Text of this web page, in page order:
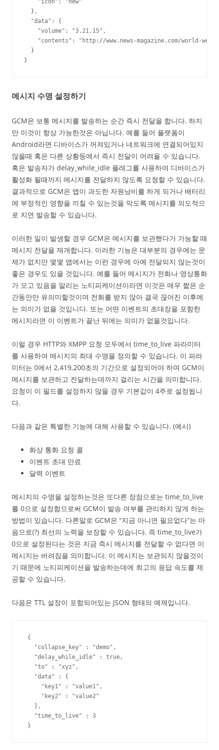
  },
  "data": {
    "volume": "3.21.15",
"contents": "http://www.news-magazine.com/world-
  }
}
메시지 수명 설정하기
GCM은 보통 메시지를 발송하는 순간 즉시 전달을 합니다. 하지
만 이것이 항상 가능한것은 아닙니다. 예를 들어 플랫폼이
Android라면 디바이스가 꺼져있거나 네트워크에 연결되어있지
않을때 혹은 다른 상황등에서 즉시 전달이 어려울 수 있습니다.
혹은 발송자가 delay_while_idle 플래그를 사용하여 디바이스가
활성화 될때까지 메시지를 전달하지 않도록 요청할 수 있습니다.
결과적으로 GCM은 앱이 과도한 자원낭비를 하게 되거나 배터리
에 부정적인 영향을 끼칠 수 있는것을 막도록 메시지를 의도적으
로 지연 발송할 수 있습니다.
이러한 일이 발생할 경우 GCM은 메시지를 보관했다가 가능할 때
메시지 전달을 재개합니다. 이러한 기능은 대부분의 경우에는 문
제가 없지만 몇몇 앱에서는 이런 경우에 아예 전달되지 않는것이
좋은 경우도 있을 것입니다. 예를 들어 메시지가 전화나 영상통화
가 오고 있음을 알리는 노티피케이션이라면 이것은 매우 짧은 순
간동안만 유의미할것이며 전화를 받지 않아 결국 끊어진 이후에
는 의미가 없을 것입니다. 또는 어떤 이벤트의 초대장을 포함한
메시지라면 이 이벤트가 끝난 뒤에는 의미가 없을것입니다.
이럴 경우 HTTP와 XMPP 요청 모두에서 time_to_live 파라미터
를 사용하여 메시지의 최대 수명을 정의할 수 있습니다. 이 파라
미터는 0에서 2,419,200초의 기간으로 설정되어야 하며 GCM이
메시지를 보관하고 전달하는데까지 걸리는 시간을 의미합니다.
요청이 이 필드를 설정하지 않을 경우 기본값이 4주로 설정됩니
다.
다음과 같은 특별한 기능에 대해 사용할 수 있습니다. (예시)
화상 통화 요청 콜
이벤트 초대 만료
달력 이벤트
메시지의 수명을 설정하는것은 또다른 장점으로는 time_to_live
를 0으로 설정함으로써 GCM이 발송 여부를 관리하지 않게 하는
방법이 있습니다. 다른말로 GCM은 “지금 아니면 필요없다”는 마
음으로(?) 최선의 노력을 보장할 수 있습니다. 즉 time_to_live가
0으로 설정된다는 것은 지금 즉시 메시지를 전달할 수 없다면 이
메시지는 버려짐을 의미합니다. 이 메시지는 보관되지 않을것이
기 때문에 노티피케이션을 발송하는데에 최고의 응답 속도를 제
공할 수 있습니다.
다음은 TTL 설정이 포함되어있는 JSON 형태의 예제입니다.
{
   "collapse_key" : "demo",
   "delay_while_idle" : true,
   "to" : "xyz",
   "data" : {
     "key1" : "value1",
     "key2" : "value2"
   },
   "time_to_live" : 3
}